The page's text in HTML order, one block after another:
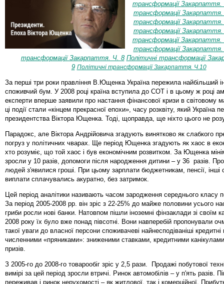
трансформації Закарпаття.
трансформації
трансформації
трансформації
трансформації Закарпаття.
трансформації
трансформації Закарпаття. Ч. 8 Політичні трансформації
9 Політичні трансформації Закарпаття. Ч.10
За перші три роки правління В.Ющенка Україна пережила найбільший
споживчий бум. У 2008 році країна вступила до СОТ і в цьому ж році
експерти вперше заявили про настання фінансової кризи в світовому
ці події стали «кінцем прекрасної епохи», часу розквіту, який Україна
президентства Віктора Ющенка. Тоді, щоправда, ще ніхто цього не
Парадокс, але Віктора Андрійовича згадують винятково як слабкого
погруз у політичних чварах. Ще період Ющенка згадують як хаос в
хто розуміє, що той хаос і був економічним розвитком. За Ющенка
зросли у 10 разів, допомоги після народження дитини – у 36 разів.
людей з'явилися гроші. При цьому зарплати бюджетникам, пенсії, інші
виплати сплачувались акуратно, без затримок.
Цей період аналітики називають часом зародження середнього класу
За період 2005-2008 рр. він зріс з 22-25% до майже половини усього
гриби росли нові банки. Натовпом пішли іноземні фінзаклади зі своїм
2008 року їх було вже понад півсотні. Вони навперебій пропонували
такої уваги до власної персони споживачеві найнесподіваніші
численними «пряниками»: зниженими ставками, кредитними
призів.
З 2005-го до 2008-го товарообіг зріс у 2,5 рази. Продажі побутової
вимірі за цей період зросли втричі. Ринок автомобілів – у п'ять разів.
переживав і ринок нерухомості – як житлової, так і комерційної.